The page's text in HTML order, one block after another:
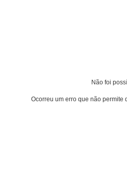
Não foi
Ocorreu um erro que não